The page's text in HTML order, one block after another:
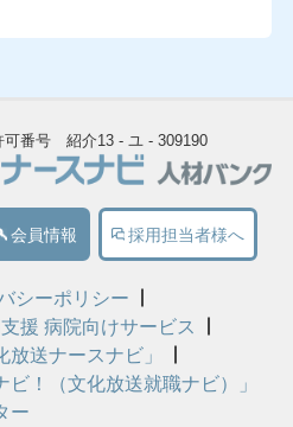
可番号 紹介13 - ユ - 309190
会員情報 採用担当者様へ
シーポリシー
援 病院向けサービス
送ナースナビ」
！（文化放送就職ナビ）」
ー